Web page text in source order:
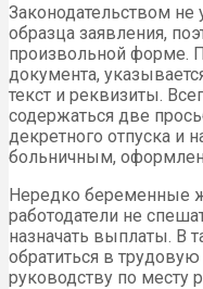
Законодательством не
образца заявления,
произвольной форме.
документа,
текст и реквизиты.
содержаться две
декретного отпуска и
больничным,
Нередко беременные
работодатели не
назначать выплаты. В
обратиться в
руководству по месту